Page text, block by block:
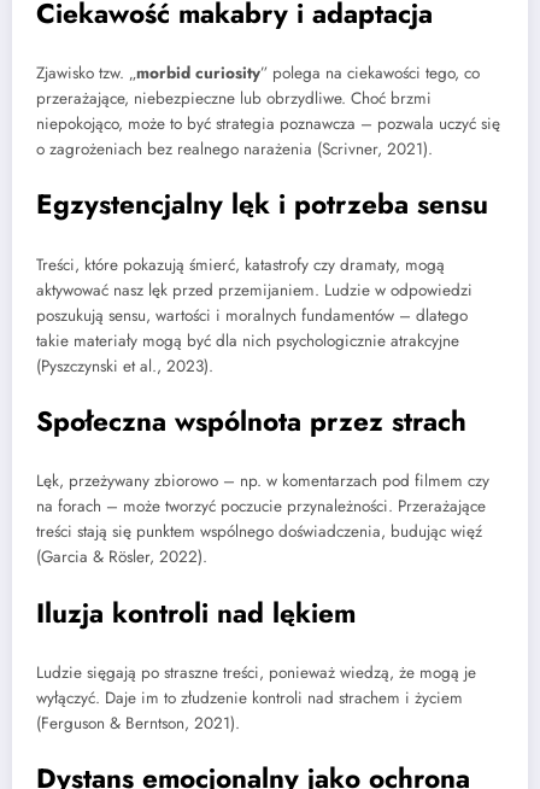
Ciekawość makabry i adaptacja
Zjawisko tzw. „morbid curiosity” polega na ciekawości tego, co
przerażające, niebezpieczne lub obrzydliwe. Choć brzmi
niepokojąco, może to być strategia poznawcza – pozwala uczyć się
o zagrożeniach bez realnego narażenia (Scrivner, 2021).
Egzystencjalny lęk i potrzeba sensu
Treści, które pokazują śmierć, katastrofy czy dramaty, mogą
aktywować nasz lęk przed przemijaniem. Ludzie w odpowiedzi
poszukują sensu, wartości i moralnych fundamentów – dlatego
takie materiały mogą być dla nich psychologicznie atrakcyjne
(Pyszczynski et al., 2023).
Społeczna wspólnota przez strach
Lęk, przeżywany zbiorowo – np. w komentarzach pod filmem czy
na forach – może tworzyć poczucie przynależności. Przerażające
treści stają się punktem wspólnego doświadczenia, budując więź
(Garcia & Rösler, 2022).
Iluzja kontroli nad lękiem
Ludzie sięgają po straszne treści, ponieważ wiedzą, że mogą je
wyłączyć. Daje im to złudzenie kontroli nad strachem i życiem
(Ferguson & Berntson, 2021).
Dystans emocjonalny jako ochrona